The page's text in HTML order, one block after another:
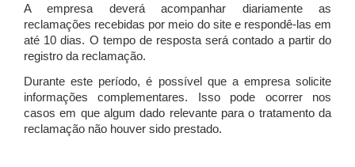
A empresa deverá acompanhar diariamente as
reclamações recebidas por meio do site e respondê-las em
até 10 dias. O tempo de resposta será contado a partir do
registro da reclamação.
Durante este período, é possível que a empresa solicite
informações complementares. Isso pode ocorrer nos
casos em que algum dado relevante para o tratamento da
reclamação não houver sido prestado.